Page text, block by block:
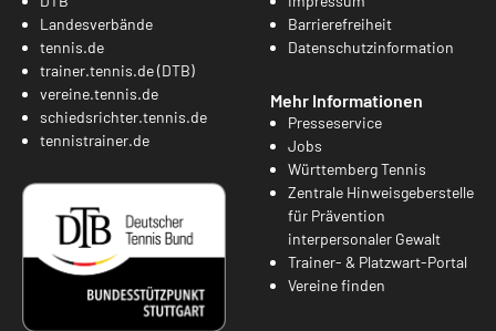
Landesverbände
tennis.de
trainer.tennis.de (DTB)
vereine.tennis.de
schiedsrichter.tennis.de
tennistrainer.de
Barrierefreiheit
Datenschutzinformation
Mehr Informationen
Presseservice
Jobs
Württemberg Tennis
Zentrale Hinweisgeberstelle
für Prävention
interpersonaler Gewalt
Trainer- & Platzwart-Portal
Vereine finden